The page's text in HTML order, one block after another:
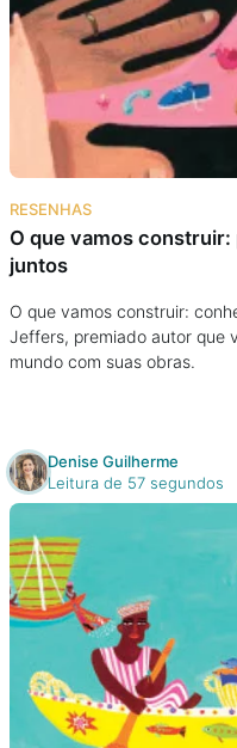
RESENHAS
O que vamos
juntos
O que vamos construir:
Jeffers, premiado autor que
mundo com suas obras.
Denise Guilherme
Leitura de 57 segundos